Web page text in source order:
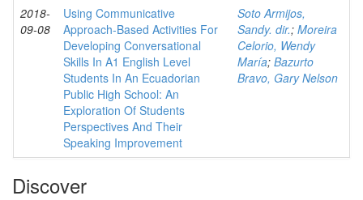
2018-
09-08
Using Communicative
Approach-Based Activities For
Developing Conversational
Skills In A1 English Level
Students In An Ecuadorian
Public High School: An
Exploration Of Students
Perspectives And Their
Speaking Improvement
Soto Armijos,
Sandy. dir.; Moreira
Celorio, Wendy
María; Bazurto
Bravo, Gary Nelson
Discover